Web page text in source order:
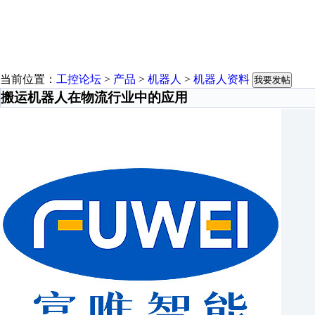
当前位置： 工控论坛 > 产品 > 机器人 > 机器人资料 我要发帖
搬运机器人在物流行业中的应用